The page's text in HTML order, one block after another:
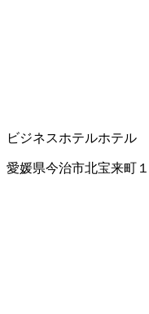
ビジネスホテルホテル
愛媛県今治市北宝来町